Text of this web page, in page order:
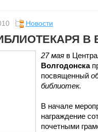
Новости
В
27 мая в
Волгодонска
посвященный
библиотек.
В начале
награждение
почетными